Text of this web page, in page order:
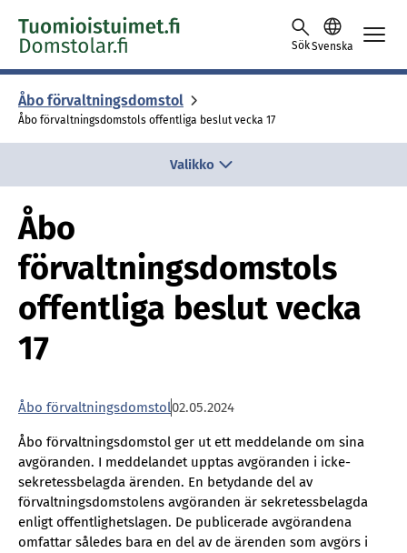
Skip to content -saavutettavuusohje
SökSvenska
Åbo för­valt­nings­dom­stol
Åbo förvaltningsdomstols offentliga beslut vecka 17
Valikko
Åbo
förvaltningsdomstols
offentliga beslut vecka
17
Åbo förvaltningsdomstol02.05.2024
Åbo förvaltningsdomstol ger ut ett meddelande om sina
avgöranden. I meddelandet upptas avgöranden i icke-
sekretessbelagda ärenden. En betydande del av
förvaltningsdomstolens avgöranden är sekretessbelagda
enligt offentlighetslagen. De publicerade avgörandena
omfattar således bara en del av de ärenden som avgörs i